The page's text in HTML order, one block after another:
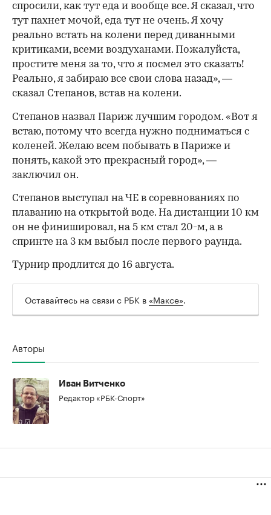
спросили, как тут еда и вообще все. Я сказал, что
тут пахнет мочой, еда тут не очень. Я хочу
реально встать на колени перед диванными
критиками, всеми воздуханами. Пожалуйста,
простите меня за то, что я посмел это сказать!
Реально, я забираю все свои слова назад», —
сказал Степанов, встав на колени.
00:00 00:00
Степанов назвал Париж лучшим городом. «Вот я
встаю, потому что всегда нужно подниматься с
коленей. Желаю всем побывать в Париже и
понять, какой это прекрасный город», —
заключил он.
Степанов выступал на ЧЕ в соревнованиях по
плаванию на открытой воде. На дистанции 10 км
он не финишировал, на 5 км стал 20-м, а в
спринте на 3 км выбыл после первого раунда.
Турнир продлится до 16 августа.
Оставайтесь на связи с РБК в «Максе».
Авторы
Иван Витченко
Редактор «РБК-Спорт»